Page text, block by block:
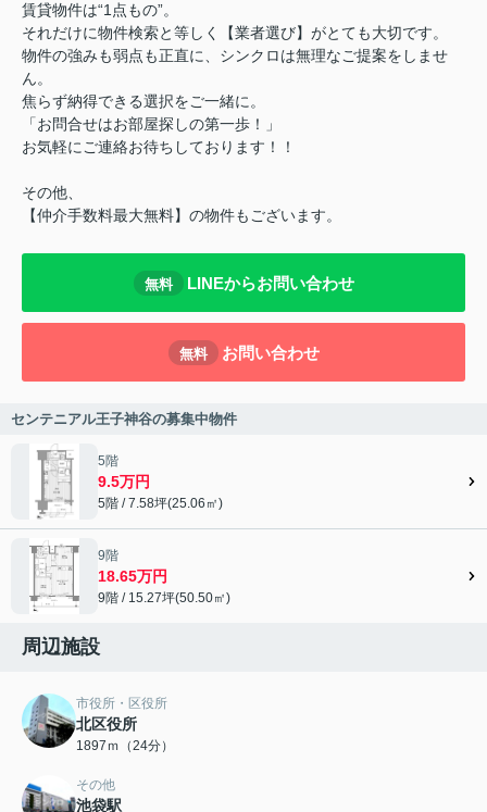
賃貸物件は“1点もの”。
それだけに物件検索と等しく【業者選び】がとても大切です。
物件の強みも弱点も正直に、シンクロは無理なご提案をしませ
ん。
焦らず納得できる選択をご一緒に。
「お問合せはお部屋探しの第一歩！」
お気軽にご連絡お待ちしております！！
その他、
【仲介手数料最大無料】の物件もございます。
無料 LINEからお問い合わせ
無料 お問い合わせ
センテニアル王子神谷の募集中物件
5階
9.5万円
5階 / 7.58坪(25.06㎡)
9階
18.65万円
9階 / 15.27坪(50.50㎡)
周辺施設
市役所・区役所
北区役所
1897ｍ（24分）
その他
池袋駅